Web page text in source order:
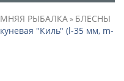
РЫБАЛКА» БЛЕСНЫ
"Киль" (l-35 мм, m-